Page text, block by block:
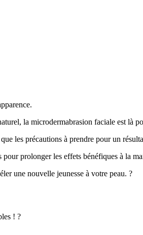
la microdermabrasion faciale est là
les précautions à prendre pour un
pour prolonger les effets bénéfiques à la
une nouvelle jeunesse à votre peau. ?
! ?